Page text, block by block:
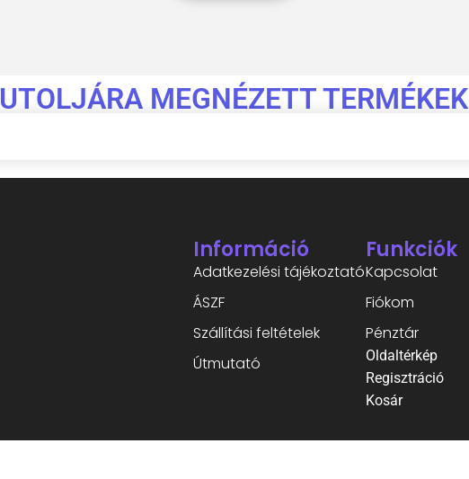
UTOLJÁRA MEGNÉZETT TERMÉKEK
Információ
Adatkezelési tájékoztató
ÁSZF
Szállítási feltételek
Útmutató
Funkciók
Kapcsolat
Fiókom
Pénztár
Oldaltérkép
Regisztráció
Kosár